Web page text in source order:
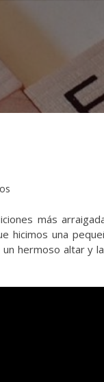
más
hicimos una
hermoso altar y